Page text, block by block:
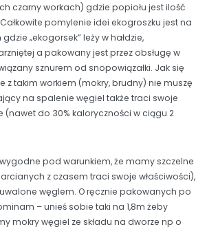
czarny workach) gdzie popiołu jest ilość
pomylenie idei ekogroszku jest na
„ekogorsek” leży w hałdzie,
a pakowany jest przez obsługę w
sznurem od snopowiązałki. Jak się
z takim workiem (mokry, brudny) nie muszę
na spalenie węgiel także traci swoje
(nawet do 30% kaloryczności w ciągu 2
pod warunkiem, że mamy szczelne
z czasem traci swoje właściwości),
węglem. O ręcznie pakowanych po
– unieś sobie taki na 1,8m żeby
mokry węgiel ze składu na dworze np o